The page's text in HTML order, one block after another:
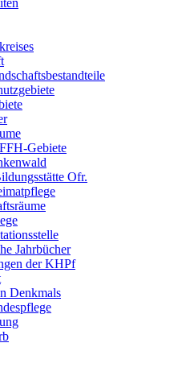
Gebiete
Ofr.
Jahrbücher
der KHPf
Denkmals